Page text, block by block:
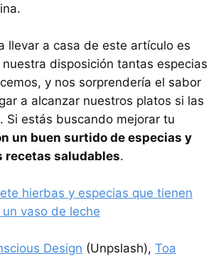
llevar a casa de este artículo es
disposición tantas especias
y nos sorprendería el sabor
a alcanzar nuestros platos si las
Si estás buscando mejorar tu
un buen surtido de especias y
recetas saludables.
hierbas y especias que tienen
vaso de leche
Design (Unpslash), Toa